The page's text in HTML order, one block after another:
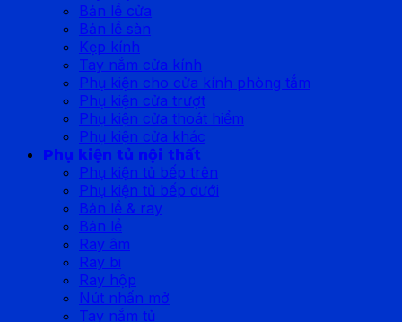
Bản lề cửa
Bản lề sàn
Kẹp kính
Tay nắm cửa kính
Phụ kiện cho cửa kính phòng tắm
Phụ kiện cửa trượt
Phụ kiện cửa thoát hiểm
Phụ kiện cửa khác
Phụ kiện tủ nội thất
Phụ kiện tủ bếp trên
Phụ kiện tủ bếp dưới
Bản lề & ray
Bản lề
Ray âm
Ray bi
Ray hộp
Nút nhấn mở
Tay nắm tủ